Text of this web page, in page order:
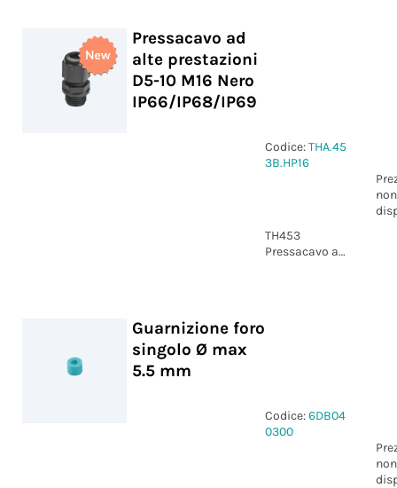
Pressacavo ad
alte prestazioni
D5-10 M16 Nero
IP66/IP68/IP69
Codice:THA.45
3B.HP16
non
TH453
Pressacavo ad
Guarnizione foro
singolo Ø max
5.5 mm
Codice:6DB04
0300
non